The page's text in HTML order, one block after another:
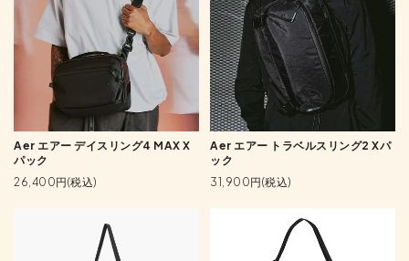
Aer エアー デイスリング4 MAX X
パック
26,400円(税込)
Aer エアー トラベルスリング2 Xパ
ック
31,900円(税込)